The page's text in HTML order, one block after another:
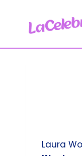
contenu
Laura